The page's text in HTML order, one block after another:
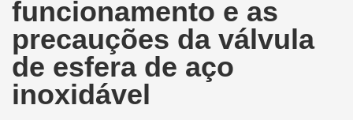
funcionamento e as
precauções da válvula
de esfera de aço
inoxidável